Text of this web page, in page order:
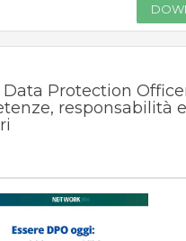
Protection
responsabilità e